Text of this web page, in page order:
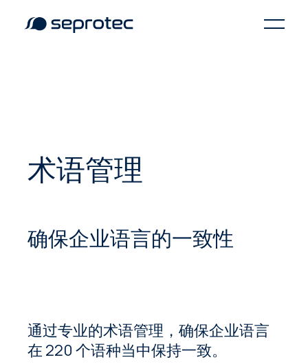
术语管理
确保企业语言的一致性
通过专业的术语管理，确保企业语言
在 220 个语种当中保持一致。